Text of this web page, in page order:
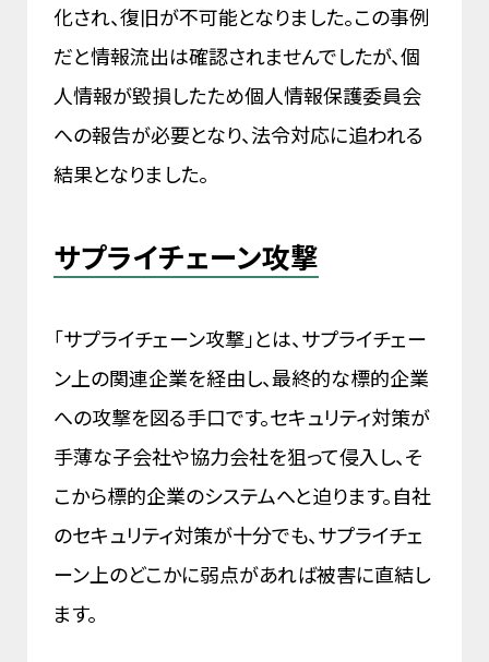
化され、復旧が不可能となりました。この事例
だと情報流出は確認されませんでしたが、個
人情報が毀損したため個人情報保護委員会
への報告が必要となり、法令対応に追われる
結果となりました。
サプライチェーン攻撃
「サプライチェーン攻撃」とは、サプライチェー
ン上の関連企業を経由し、最終的な標的企業
への攻撃を図る手口です。セキュリティ対策が
手薄な子会社や協力会社を狙って侵入し、そ
こから標的企業のシステムへと迫ります。自社
のセキュリティ対策が十分でも、サプライチェ
ーン上のどこかに弱点があれば被害に直結し
ます。